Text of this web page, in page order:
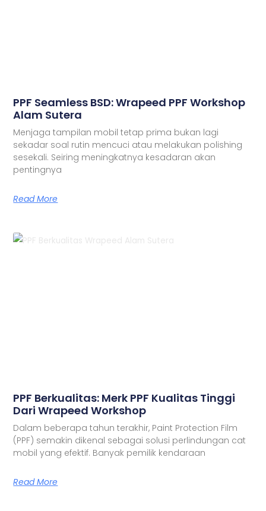
PPF Seamless BSD: Wrapeed PPF Workshop
Alam Sutera
Menjaga tampilan mobil tetap prima bukan lagi
sekadar soal rutin mencuci atau melakukan polishing
sesekali. Seiring meningkatnya kesadaran akan
pentingnya
Read More
PPF Berkualitas: Merk PPF Kualitas Tinggi
Dari Wrapeed Workshop
Dalam beberapa tahun terakhir, Paint Protection Film
(PPF) semakin dikenal sebagai solusi perlindungan cat
mobil yang efektif. Banyak pemilik kendaraan
Read More